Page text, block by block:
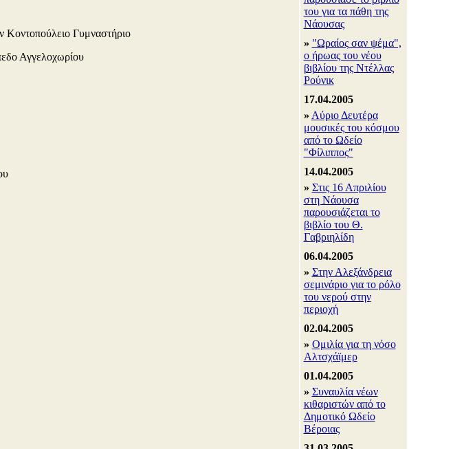
Γυμναστήριο
Αγγελοχωρίου
του για τα πάθη της
Νάουσας
» "Ωραίος σαν ψέμα",
ο ήρωας του νέου
βιβλίου της Ντέλλας
Ρούνικ
17.04.2005
» Αύριο Δευτέρα
μουσικές του κόσμου
από το Ωδείο
"Φίλιππος"
14.04.2005
» Στις 16 Απριλίου
στη Νάουσα
παρουσιάζεται το
βιβλίο του Θ.
Γαβριηλίδη
06.04.2005
» Στην Αλεξάνδρεια
σεμινάριο για το ρόλο
του νερού στην
περιοχή
02.04.2005
» Ομιλία για τη νόσο
Αλτσχάϊμερ
01.04.2005
» Συναυλία νέων
κιθαριστών από το
Δημοτικό Ωδείο
Βέροιας